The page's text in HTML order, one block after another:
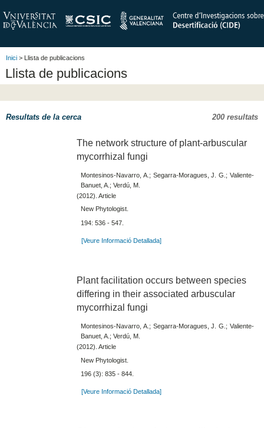
Inici > Llista de publicacions
Llista de publicacions
Resultats de la cerca 200 resultats
The network structure of plant-arbuscular
mycorrhizal fungi
Montesinos-Navarro, A.; Segarra-Moragues, J. G.; Valiente-
Banuet, A.; Verdú, M.
(2012). Article
New Phytologist.
194: 536 - 547.
[Veure Informació Detallada]
Plant facilitation occurs between species
differing in their associated arbuscular
mycorrhizal fungi
Montesinos-Navarro, A.; Segarra-Moragues, J. G.; Valiente-
Banuet, A.; Verdú, M.
(2012). Article
New Phytologist.
196 (3): 835 - 844.
[Veure Informació Detallada]